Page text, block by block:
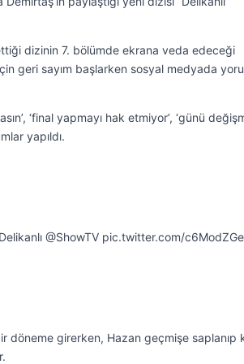
dizinin 7. bölümde ekrana veda edeceği
geri sayım başlarken sosyal medyada
‘final yapmayı hak etmiyor’, ‘günü
yapıldı.
@ShowTV pic.twitter.com/
döneme girerken, Hazan geçmişe saplanıp